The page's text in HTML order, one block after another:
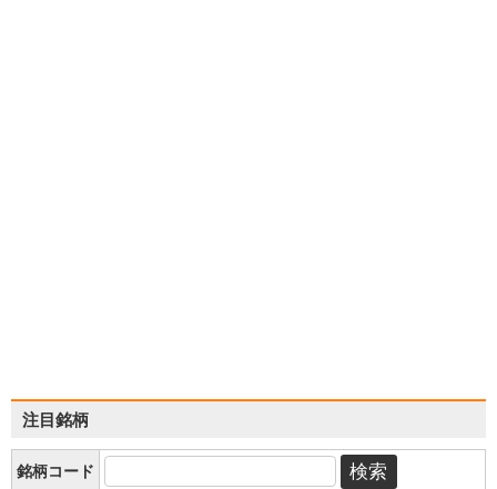
注目銘柄
銘柄コード